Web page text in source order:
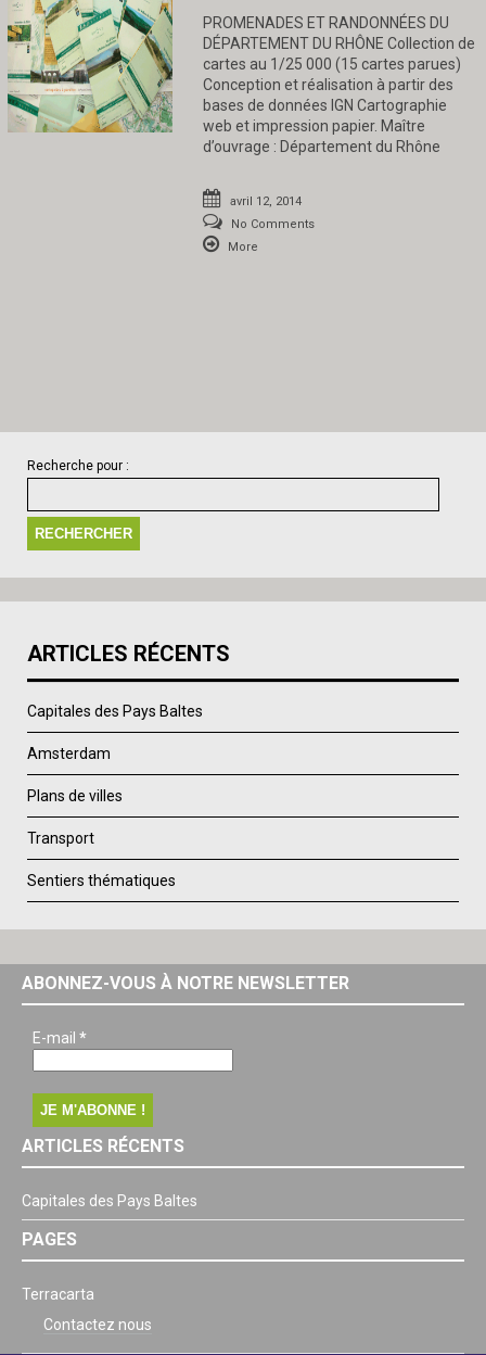
PROMENADES ET RANDONNÉES DU
DÉPARTEMENT DU RHÔNE Collection de
cartes au 1/25 000 (15 cartes parues)
Conception et réalisation à partir des
bases de données IGN Cartographie
web et impression papier. Maître
d’ouvrage : Département du Rhône
avril 12, 2014
No Comments
More
Recherche pour :
ARTICLES RÉCENTS
Capitales des Pays Baltes
Amsterdam
Plans de villes
Transport
Sentiers thématiques
ABONNEZ-VOUS À NOTRE NEWSLETTER
E-mail *
ARTICLES RÉCENTS
Capitales des Pays Baltes
PAGES
Terracarta
Contactez nous